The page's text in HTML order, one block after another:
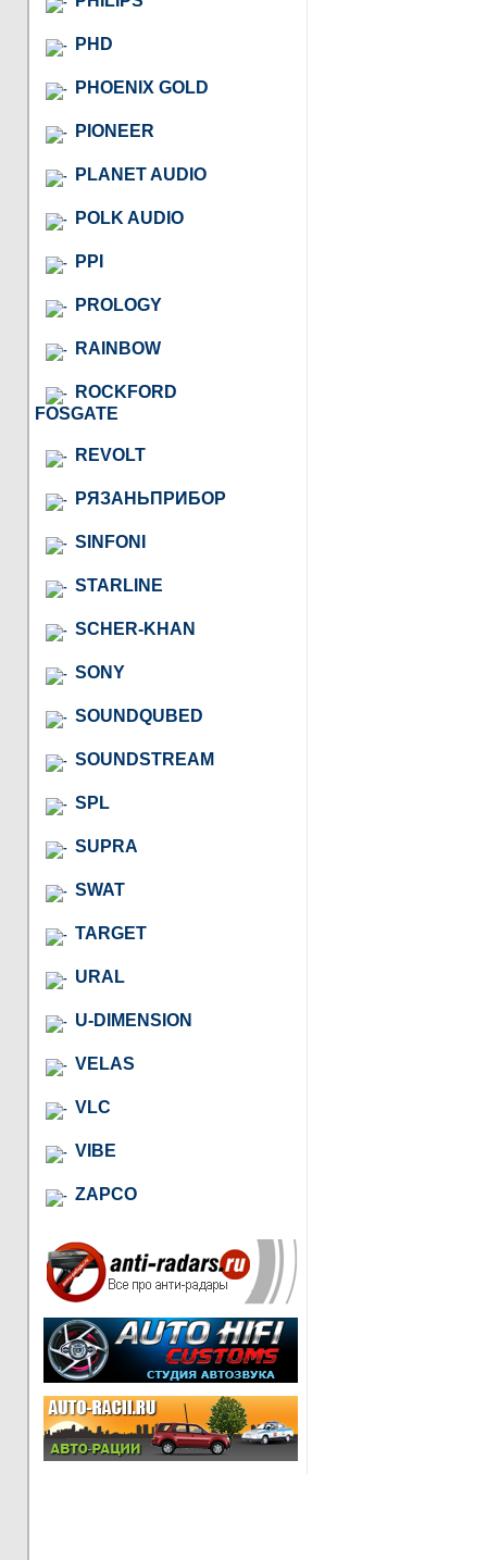
PHD
PHOENIX GOLD
PIONEER
PLANET AUDIO
POLK AUDIO
PPI
PROLOGY
RAINBOW
ROCKFORD
FOSGATE
REVOLT
РЯЗАНЬПРИБОР
SINFONI
STARLINE
SCHER-KHAN
SONY
SOUNDQUBED
SOUNDSTREAM
SPL
SUPRA
SWAT
TARGET
URAL
U-DIMENSION
VELAS
VLC
VIBE
ZAPCO